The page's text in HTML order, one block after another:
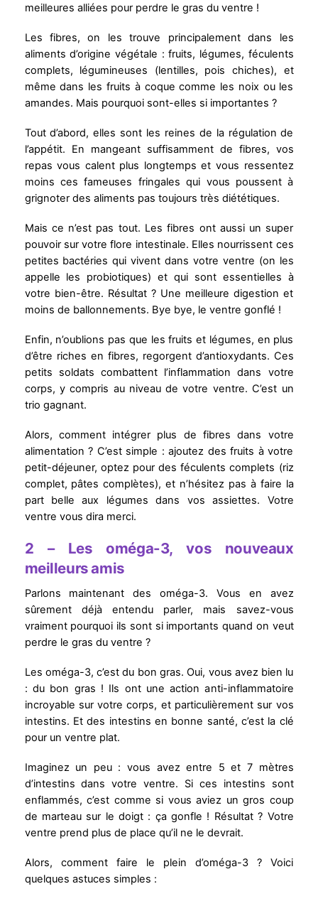
meilleures alliées pour perdre le gras du ventre !
Les fibres, on les trouve principalement dans les
aliments d’origine végétale : fruits, légumes, féculents
complets, légumineuses (lentilles, pois chiches), et
même dans les fruits à coque comme les noix ou les
amandes. Mais pourquoi sont-elles si importantes ?
Tout d’abord, elles sont les reines de la régulation de
l’appétit. En mangeant suffisamment de fibres, vos
repas vous calent plus longtemps et vous ressentez
moins ces fameuses fringales qui vous poussent à
grignoter des aliments pas toujours très diététiques.
Mais ce n’est pas tout. Les fibres ont aussi un super
pouvoir sur votre flore intestinale. Elles nourrissent ces
petites bactéries qui vivent dans votre ventre (on les
appelle les probiotiques) et qui sont essentielles à
votre bien-être. Résultat ? Une meilleure digestion et
moins de ballonnements. Bye bye, le ventre gonflé !
Enfin, n’oublions pas que les fruits et légumes, en plus
d’être riches en fibres, regorgent d’antioxydants. Ces
petits soldats combattent l’inflammation dans votre
corps, y compris au niveau de votre ventre. C’est un
trio gagnant.
Alors, comment intégrer plus de fibres dans votre
alimentation ? C’est simple : ajoutez des fruits à votre
petit-déjeuner, optez pour des féculents complets (riz
complet, pâtes complètes), et n’hésitez pas à faire la
part belle aux légumes dans vos assiettes. Votre
ventre vous dira merci.
2 – Les oméga-3, vos nouveaux
meilleurs amis
Parlons maintenant des oméga-3. Vous en avez
sûrement déjà entendu parler, mais savez-vous
vraiment pourquoi ils sont si importants quand on veut
perdre le gras du ventre ?
Les oméga-3, c’est du bon gras. Oui, vous avez bien lu
: du bon gras ! Ils ont une action anti-inflammatoire
incroyable sur votre corps, et particulièrement sur vos
intestins. Et des intestins en bonne santé, c’est la clé
pour un ventre plat.
Imaginez un peu : vous avez entre 5 et 7 mètres
d’intestins dans votre ventre. Si ces intestins sont
enflammés, c’est comme si vous aviez un gros coup
de marteau sur le doigt : ça gonfle ! Résultat ? Votre
ventre prend plus de place qu’il ne le devrait.
Alors, comment faire le plein d’oméga-3 ? Voici
quelques astuces simples :